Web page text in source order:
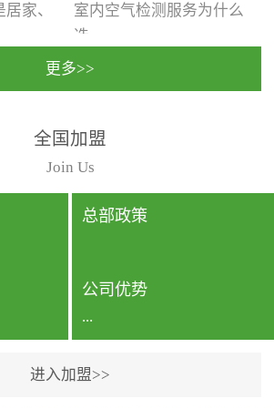
家、
留的室
毒的需
流携带
室内空气检测服务为什么
选...
行国家规定的标准检测方
法，空气采样量准确，检
测结果可靠，远胜于其他
检测...
更多>>
全国加盟
Join Us
总部政策
公司优势
...
进入加盟>>